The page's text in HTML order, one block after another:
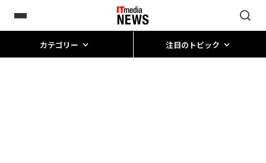
カテゴリー 注目のトピック